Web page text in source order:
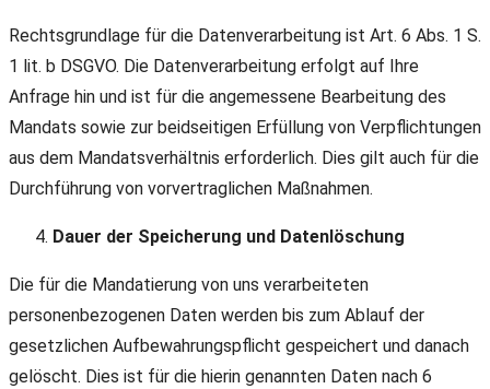
Rechtsgrundlage für die Datenverarbeitung ist Art. 6 Abs. 1 S.
1 lit. b DSGVO. Die Datenverarbeitung erfolgt auf Ihre
Anfrage hin und ist für die angemessene Bearbeitung des
Mandats sowie zur beidseitigen Erfüllung von Verpflichtungen
aus dem Mandatsverhältnis erforderlich. Dies gilt auch für die
Durchführung von vorvertraglichen Maßnahmen.
Dauer der Speicherung und Datenlöschung
Die für die Mandatierung von uns verarbeiteten
personenbezogenen Daten werden bis zum Ablauf der
gesetzlichen Aufbewahrungspflicht gespeichert und danach
gelöscht. Dies ist für die hierin genannten Daten nach 6